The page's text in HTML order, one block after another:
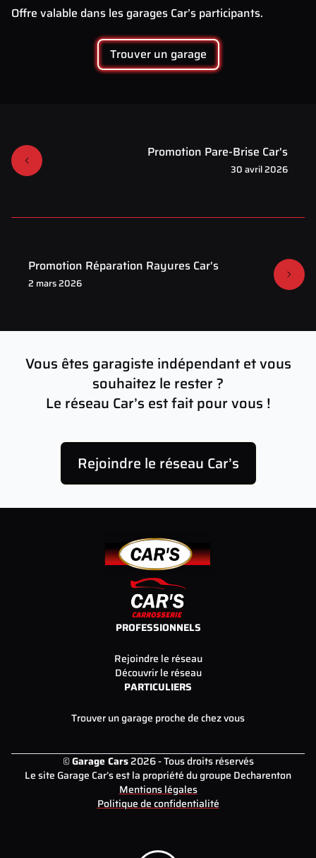
Offre valable dans les garages Car’s participants.
Trouver un garage
Promotion Pare-Brise Car's
30 avril 2026
Promotion Réparation Rayures Car's
2 mars 2026
Vous êtes garagiste indépendant et vous
souhaitez le rester ?
Le réseau Car’s est fait pour vous !
Rejoindre le réseau Car’s
PROFESSIONNELS
Rejoindre le réseau
Découvrir le réseau
PARTICULIERS
Trouver un garage proche de chez vous
©Garage Cars2026 - Tous droits réservés
Le site Garage Car’s est la propriété du groupe Decharenton
Mentions légales
Politique de confidentialité